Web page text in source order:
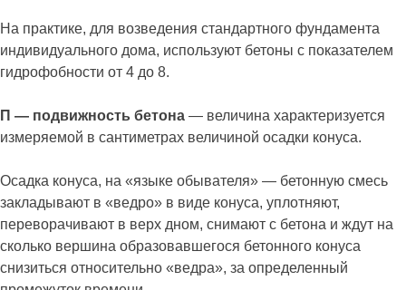
На практике, для возведения стандартного фундамента
индивидуального дома, используют бетоны с показателем
гидрофобности от 4 до 8.
П — подвижность бетона — величина характеризуется
измеряемой в сантиметрах величиной осадки конуса.
Осадка конуса, на «языке обывателя» — бетонную смесь
закладывают в «ведро» в виде конуса, уплотняют,
переворачивают в верх дном, снимают с бетона и ждут на
сколько вершина образовавшегося бетонного конуса
снизиться относительно «ведра», за определенный